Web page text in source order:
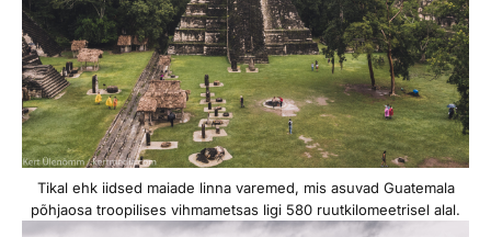
Tikal ehk iidsed maiade linna varemed, mis asuvad Guatemala
põhjaosa troopilises vihmametsas ligi 580 ruutkilomeetrisel alal.